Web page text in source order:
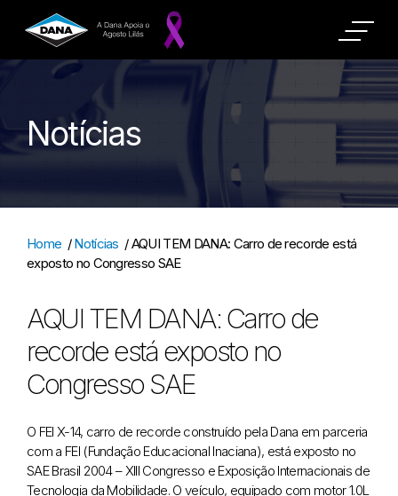
Notícias
Home /Notícias /AQUI TEM DANA: Carro de recorde está
exposto no Congresso SAE
AQUI TEM DANA: Carro de
recorde está exposto no
Congresso SAE
O FEI X-14, carro de recorde construído pela Dana em parceria
com a FEI (Fundação Educacional Inaciana), está exposto no
SAE Brasil 2004 – XIII Congresso e Exposição Internacionais de
Tecnologia da Mobilidade. O veículo, equipado com motor 1.0L